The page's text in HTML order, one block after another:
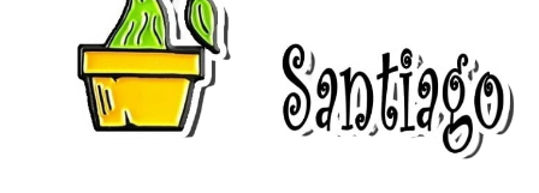
atrapamoscas o venus atrapamoscas hace referencia
a su hábito alimenticio de atrapar presas vivas,
principalmente insectos y arácnidos. Es nativa del
sureste de Estados Unidos.